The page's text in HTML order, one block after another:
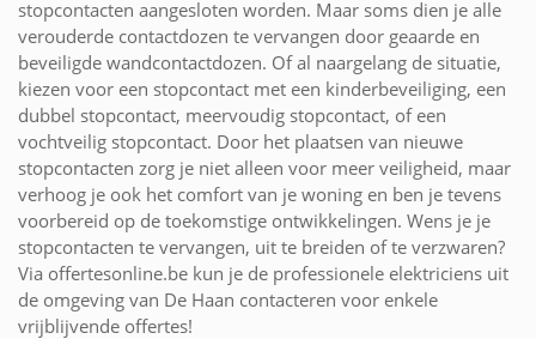
stopcontacten aangesloten worden. Maar soms dien je alle
verouderde contactdozen te vervangen door geaarde en
beveiligde wandcontactdozen. Of al naargelang de situatie,
kiezen voor een stopcontact met een kinderbeveiliging, een
dubbel stopcontact, meervoudig stopcontact, of een
vochtveilig stopcontact. Door het plaatsen van nieuwe
stopcontacten zorg je niet alleen voor meer veiligheid, maar
verhoog je ook het comfort van je woning en ben je tevens
voorbereid op de toekomstige ontwikkelingen. Wens je je
stopcontacten te vervangen, uit te breiden of te verzwaren?
Via offertesonline.be kun je de professionele elektriciens uit
de omgeving van De Haan contacteren voor enkele
vrijblijvende offertes!